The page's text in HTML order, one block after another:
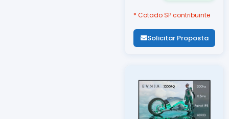
* Cotado SP contribuinte
Solicitar Proposta